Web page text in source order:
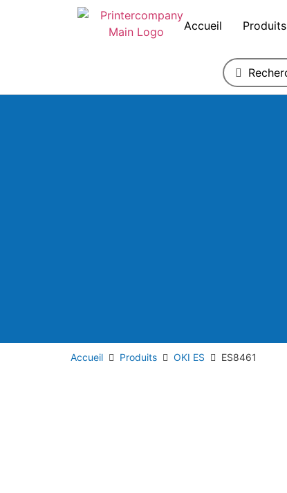
Accueil Produits
Accueil Produits OKI ES ES8461